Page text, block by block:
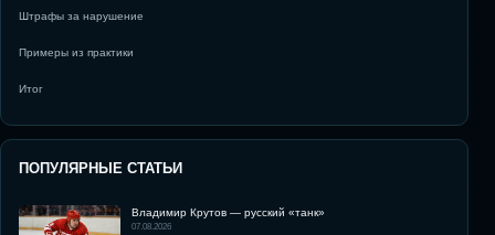
Штрафы за нарушение
Примеры из практики
Итог
ПОПУЛЯРНЫЕ СТАТЬИ
Владимир Крутов — русский «танк»
07.08.2026